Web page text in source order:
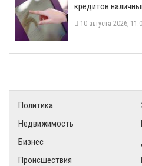
кредитов
10 августа 2026,
Политика
Недвижимость
Бизнес
Происшествия